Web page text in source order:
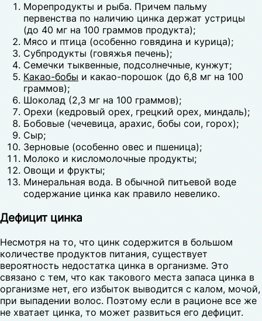
Морепродукты и рыба. Причем пальму
первенства по наличию цинка держат устрицы
(до 40 мг на 100 граммов продукта);
Мясо и птица (особенно говядина и курица);
Субпродукты (говяжья печень);
Семечки тыквенные, подсолнечные, кунжут;
Какао-бобы и какао-порошок (до 6,8 мг на 100
граммов);
Шоколад (2,3 мг на 100 граммов);
Орехи (кедровый орех, грецкий орех, миндаль);
Бобовые (чечевица, арахис, бобы сои, горох);
Сыр;
Зерновые (особенно овес и пшеница);
Молоко и кисломолочные продукты;
Овощи и фрукты;
Минеральная вода. В обычной питьевой воде
содержание цинка как правило невелико.
Дефицит цинка
Несмотря на то, что цинк содержится в большом
количестве продуктов питания, существует
вероятность недостатка цинка в организме. Это
связано с тем, что как такового места запаса цинка в
организме нет, его избыток выводится с калом, мочой,
при выпадении волос. Поэтому если в рационе все же
не хватает цинка, то может развиться его дефицит.